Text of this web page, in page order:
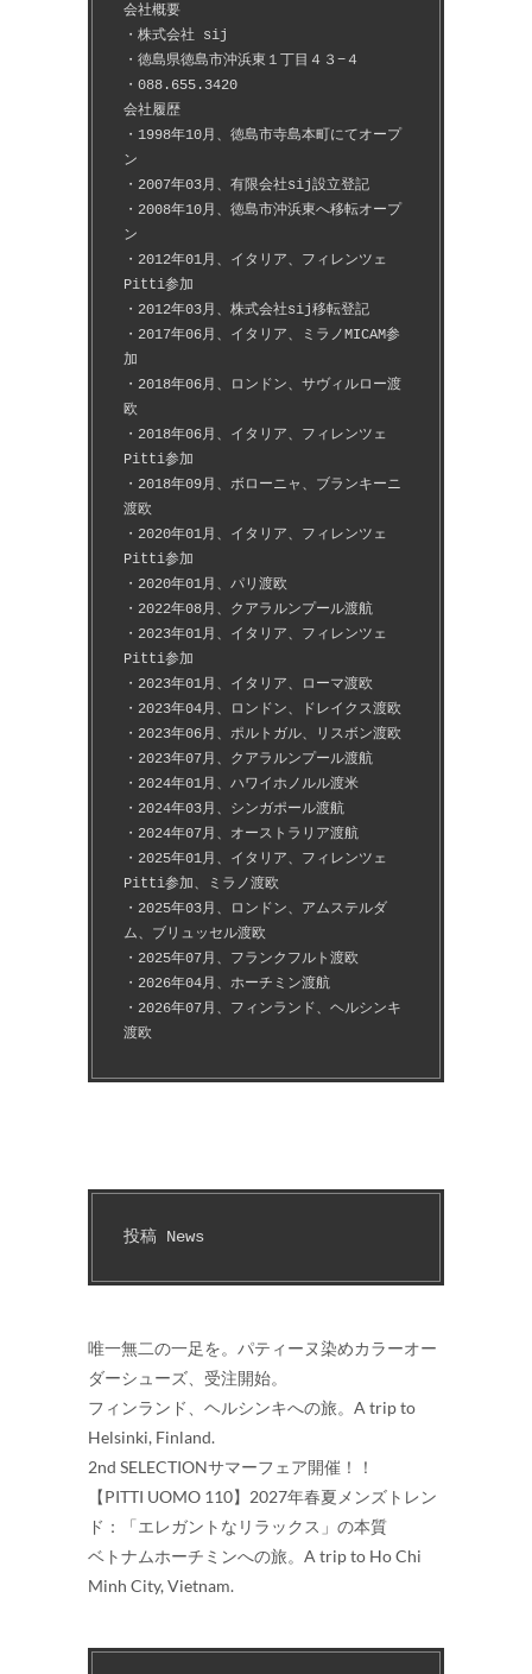
会社概要
・株式会社 sij
・徳島県徳島市沖浜東１丁目４３−４
・088.655.3420
会社履歴
・1998年10月、徳島市寺島本町にてオープ
ン
・2007年03月、有限会社sij設立登記
・2008年10月、徳島市沖浜東へ移転オープ
ン
・2012年01月、イタリア、フィレンツェ
Pitti参加
・2012年03月、株式会社sij移転登記
・2017年06月、イタリア、ミラノMICAM参
加
・2018年06月、ロンドン、サヴィルロー渡
欧
・2018年06月、イタリア、フィレンツェ
Pitti参加
・2018年09月、ボローニャ、ブランキーニ
渡欧
・2020年01月、イタリア、フィレンツェ
Pitti参加
・2020年01月、パリ渡欧
・2022年08月、クアラルンプール渡航
・2023年01月、イタリア、フィレンツェ
Pitti参加
・2023年01月、イタリア、ローマ渡欧
・2023年04月、ロンドン、ドレイクス渡欧
・2023年06月、ポルトガル、リスボン渡欧
・2023年07月、クアラルンプール渡航
・2024年01月、ハワイホノルル渡米
・2024年03月、シンガポール渡航
・2024年07月、オーストラリア渡航
・2025年01月、イタリア、フィレンツェ
Pitti参加、ミラノ渡欧
・2025年03月、ロンドン、アムステルダ
ム、ブリュッセル渡欧
・2025年07月、フランクフルト渡欧
・2026年04月、ホーチミン渡航
・2026年07月、フィンランド、ヘルシンキ
渡欧
投稿 News
唯一無二の一足を。パティーヌ染めカラーオー
ダーシューズ、受注開始。
フィンランド、ヘルシンキへの旅。A trip to
Helsinki, Finland.
2nd SELECTIONサマーフェア開催！！
【PITTI UOMO 110】2027年春夏メンズトレン
ド：「エレガントなリラックス」の本質
ベトナムホーチミンへの旅。A trip to Ho Chi
Minh City, Vietnam.